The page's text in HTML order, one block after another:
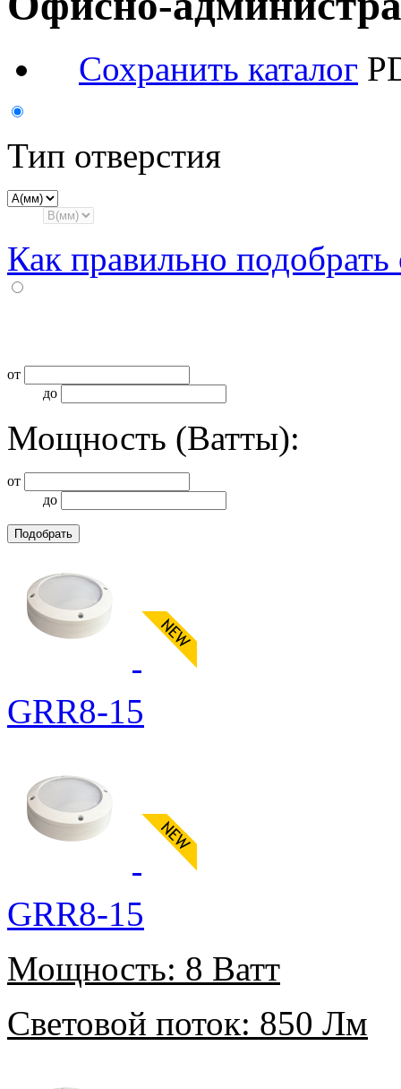
Сохранить каталог
Тип отверстия
Как правильно
от
до
Мощность (Ватты):
от
до
GRR8-15
GRR8-15
Мощность: 8 Ватт
Световой поток: 850 Лм